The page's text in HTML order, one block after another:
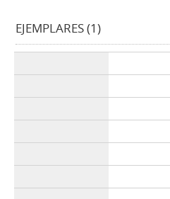
EJEMPLARES (1)